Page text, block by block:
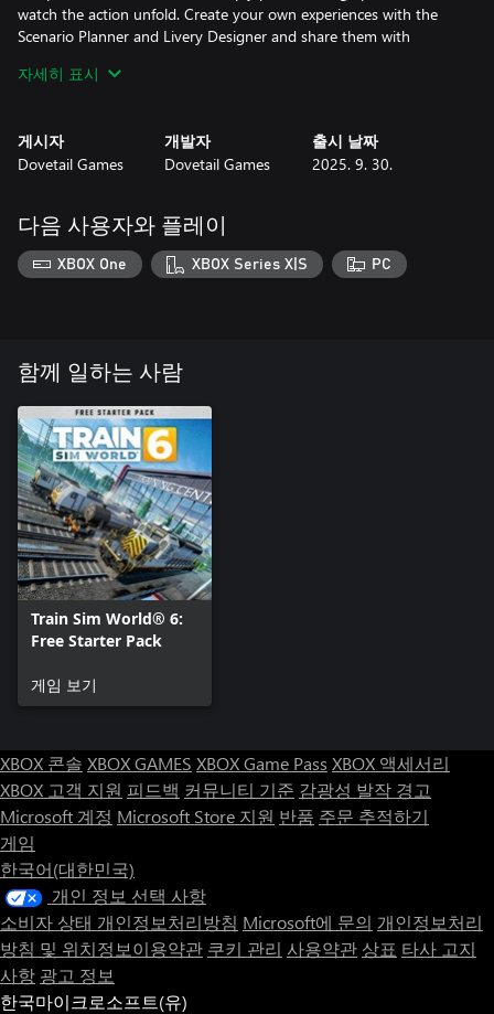
watch the action unfold. Create your own experiences with the
Scenario Planner and Livery Designer and share them with
자세히 표시
게시자
Dovetail Games
개발자
Dovetail Games
출시 날짜
2025. 9. 30.
다음 사용자와 플레이
XBOX One XBOX Series X|S PC
함께 일하는 사람
Train Sim World® 6:
Free Starter Pack
게임 보기
XBOX 콘솔 XBOX GAMES XBOX Game Pass XBOX 액세서리
XBOX 고객 지원 피드백 커뮤니티 기준 감광성 발작 경고
Microsoft 계정 Microsoft Store 지원 반품 주문 추적하기
게임
한국어(대한민국)
개인 정보 선택 사항
소비자 상태 개인정보처리방침 Microsoft에 문의 개인정보처리
방침 및 위치정보이용약관 쿠키 관리 사용약관 상표 타사 고지
사항 광고 정보
한국마이크로소프트(유)